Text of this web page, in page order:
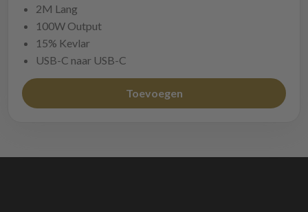
2M Lang
100W Output
15% Kevlar
USB-C naar USB-C
Toevoegen